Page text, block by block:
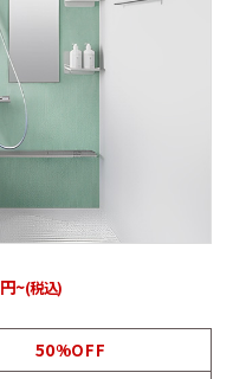
円~(税込)
50%OFF